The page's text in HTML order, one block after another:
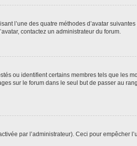
l’une des quatre méthodes d’avatar
contactez un administrateur du forum.
ou identifient certains membres tels que les
sur le forum dans le seul but de passer au
par l’administrateur). Ceci pour empêcher